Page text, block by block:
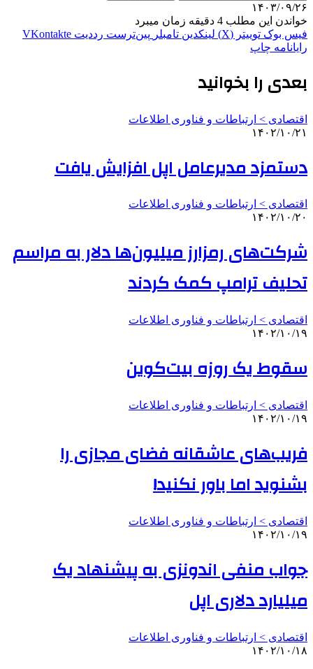
۱۴۰۳/۰۹/۲۶
خواندن این مطلب 4 دقیقه زمان میبرد
فیس بوک توییتر (X) لینکدین ‫تامبلر ‫پین‌ترست ‫رددیت ‫VKontakte
رایانامه چاپ
بعدی را بخوانید
اقتصادی > ارتباطات و فناوری اطلاعات
۱۴۰۲/۱۰/۲۱
دستمزد مدیرعامل اپل افزایش یافت
اقتصادی > ارتباطات و فناوری اطلاعات
۱۴۰۲/۱۰/۲۰
شرکت‌های رمزارز میلیون‌ها دلار به مراسم
تحلیف ترامپ کمک کردند
اقتصادی > ارتباطات و فناوری اطلاعات
۱۴۰۲/۱۰/۱۹
سقوط یک روزه بیت‌کوین
اقتصادی > ارتباطات و فناوری اطلاعات
۱۴۰۲/۱۰/۱۹
فریب‌های عاشقانه فضای مجازی را
بشنوید اما باور نکنید!
اقتصادی > ارتباطات و فناوری اطلاعات
۱۴۰۲/۱۰/۱۹
جواب منفی اندونزی به پیشنهاد یک
میلیارد دلاری اپل
اقتصادی > ارتباطات و فناوری اطلاعات
۱۴۰۲/۱۰/۱۸